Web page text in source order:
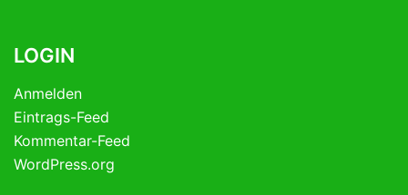
LOGIN
Anmelden
Eintrags-Feed
Kommentar-Feed
WordPress.org